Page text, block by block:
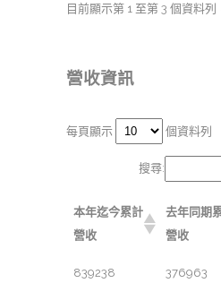
目前顯示第 1 至第 3 個資料
營收資訊
每頁顯示 個資料列
搜尋:
本年迄今累計
營收
去年同期
營收
839238 376963